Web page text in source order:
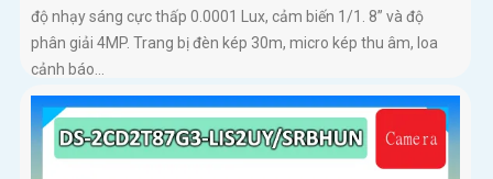
độ nhạy sáng cực thấp 0.0001 Lux, cảm biến 1/1. 8” và độ
phân giải 4MP. Trang bị đèn kép 30m, micro kép thu âm, loa
cảnh báo...